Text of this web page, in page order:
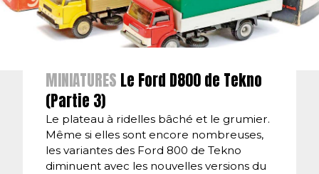
MINIATURES Le Ford D800 de Tekno
(Partie 3)
Le plateau à ridelles bâché et le grumier.
Même si elles sont encore nombreuses,
les variantes des Ford 800 de Tekno
diminuent avec les nouvelles versions du